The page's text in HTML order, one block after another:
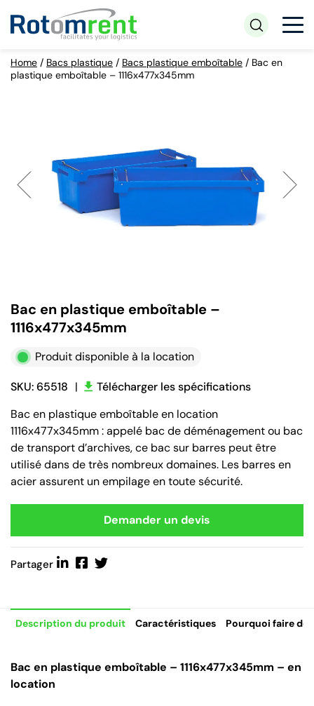
Home / Bacs plastique / Bacs plastique emboîtable / Bac en
plastique emboîtable – 1116x477x345mm
Bac en plastique emboîtable –
1116x477x345mm
Produit disponible à la location
SKU: 65518 |
Télécharger les spécifications
Bac en plastique emboîtable en location
1116x477x345mm : appelé bac de déménagement ou bac
de transport d’archives, ce bac sur barres peut être
utilisé dans de très nombreux domaines. Les barres en
acier assurent un empilage en toute sécurité.
Demander un devis
Partager
Description du produit Caractéristiques Pourquoi faire de
Bac en plastique emboîtable – 1116x477x345mm – en
location